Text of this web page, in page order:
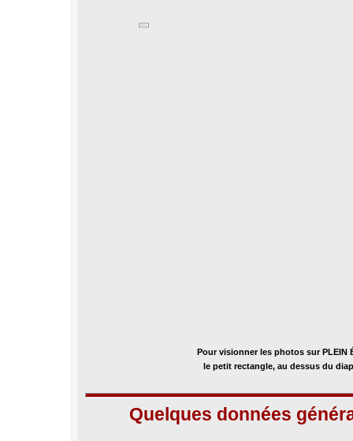
Pour visionner les photos sur PLEIN
le petit rectangle, au dessus du
Quelques données